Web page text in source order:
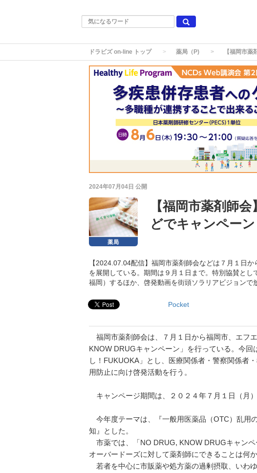
ドラビズ on-line トップ 薬局（P) 【福岡市
2024年07月04日 公開
【福岡市薬剤師
どでキャンペーン
【2024.07.04配信】福岡市薬剤師会などは７月１日
を展開している。期間は９月１日まで。特別協賛と
福岡）するほか、啓発動画を街頭ソラリアビジョンで
Pocket
福岡市薬剤師会は、７月１日から福岡市、エフ
KNOW DRUGキャンペーン」を行っている。今
し！FUKUOKA」とし、医療関係者・警察関係者
用防止に向け啓発活動を行う。
キャンページ期間は、２０２４年７月１日（月
今年度テーマは、『一般用医薬品（OTC）乱用
知』とした。
市薬では、「NO DRUG, KNOW DRUGキャン
オーバードーズに対して薬剤師にできることは何か
若者を中心に市販薬や処方薬の過剰摂取、いわ